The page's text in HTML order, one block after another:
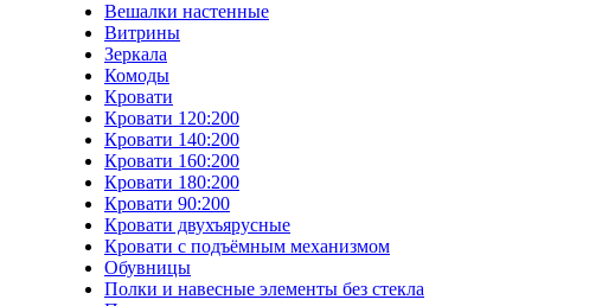
Вешалки настенные
Витрины
Зеркала
Комоды
Кровати
Кровати 120:200
Кровати 140:200
Кровати 160:200
Кровати 180:200
Кровати 90:200
Кровати двухъярусные
Кровати с подъёмным механизмом
Обувницы
Полки и навесные элементы без стекла